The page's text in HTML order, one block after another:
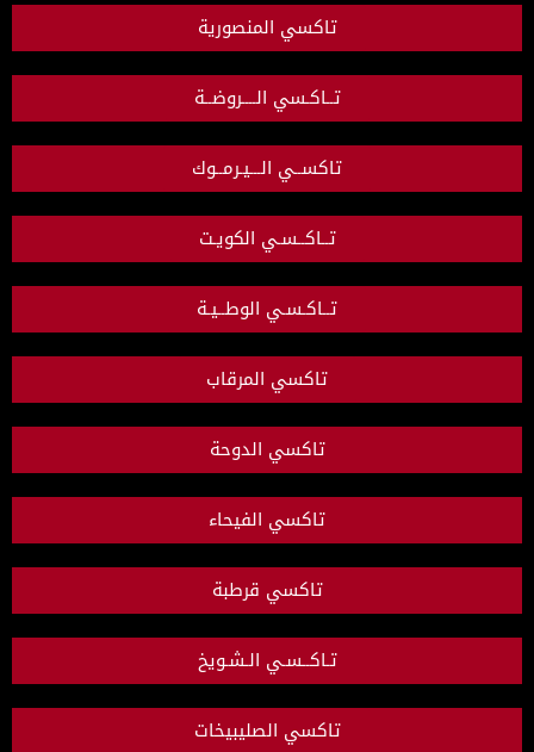
تاكسي المنصورية
تــاكـسي الــــروضــة
تاكســي الـــيـرمــوك
تــاكــسـي الكويـت
تــاكـسـي الوطــيـة
تاكسي المرقاب
تاكسي الدوحة
تاكسي الفيحاء
تاكسي قرطبة
تـاكــسـي الـشـويخ
تاكسي الصليبيخات